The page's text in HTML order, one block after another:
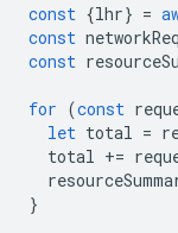
const {lhr} =
const
const
for (const
let total =
total +=
}